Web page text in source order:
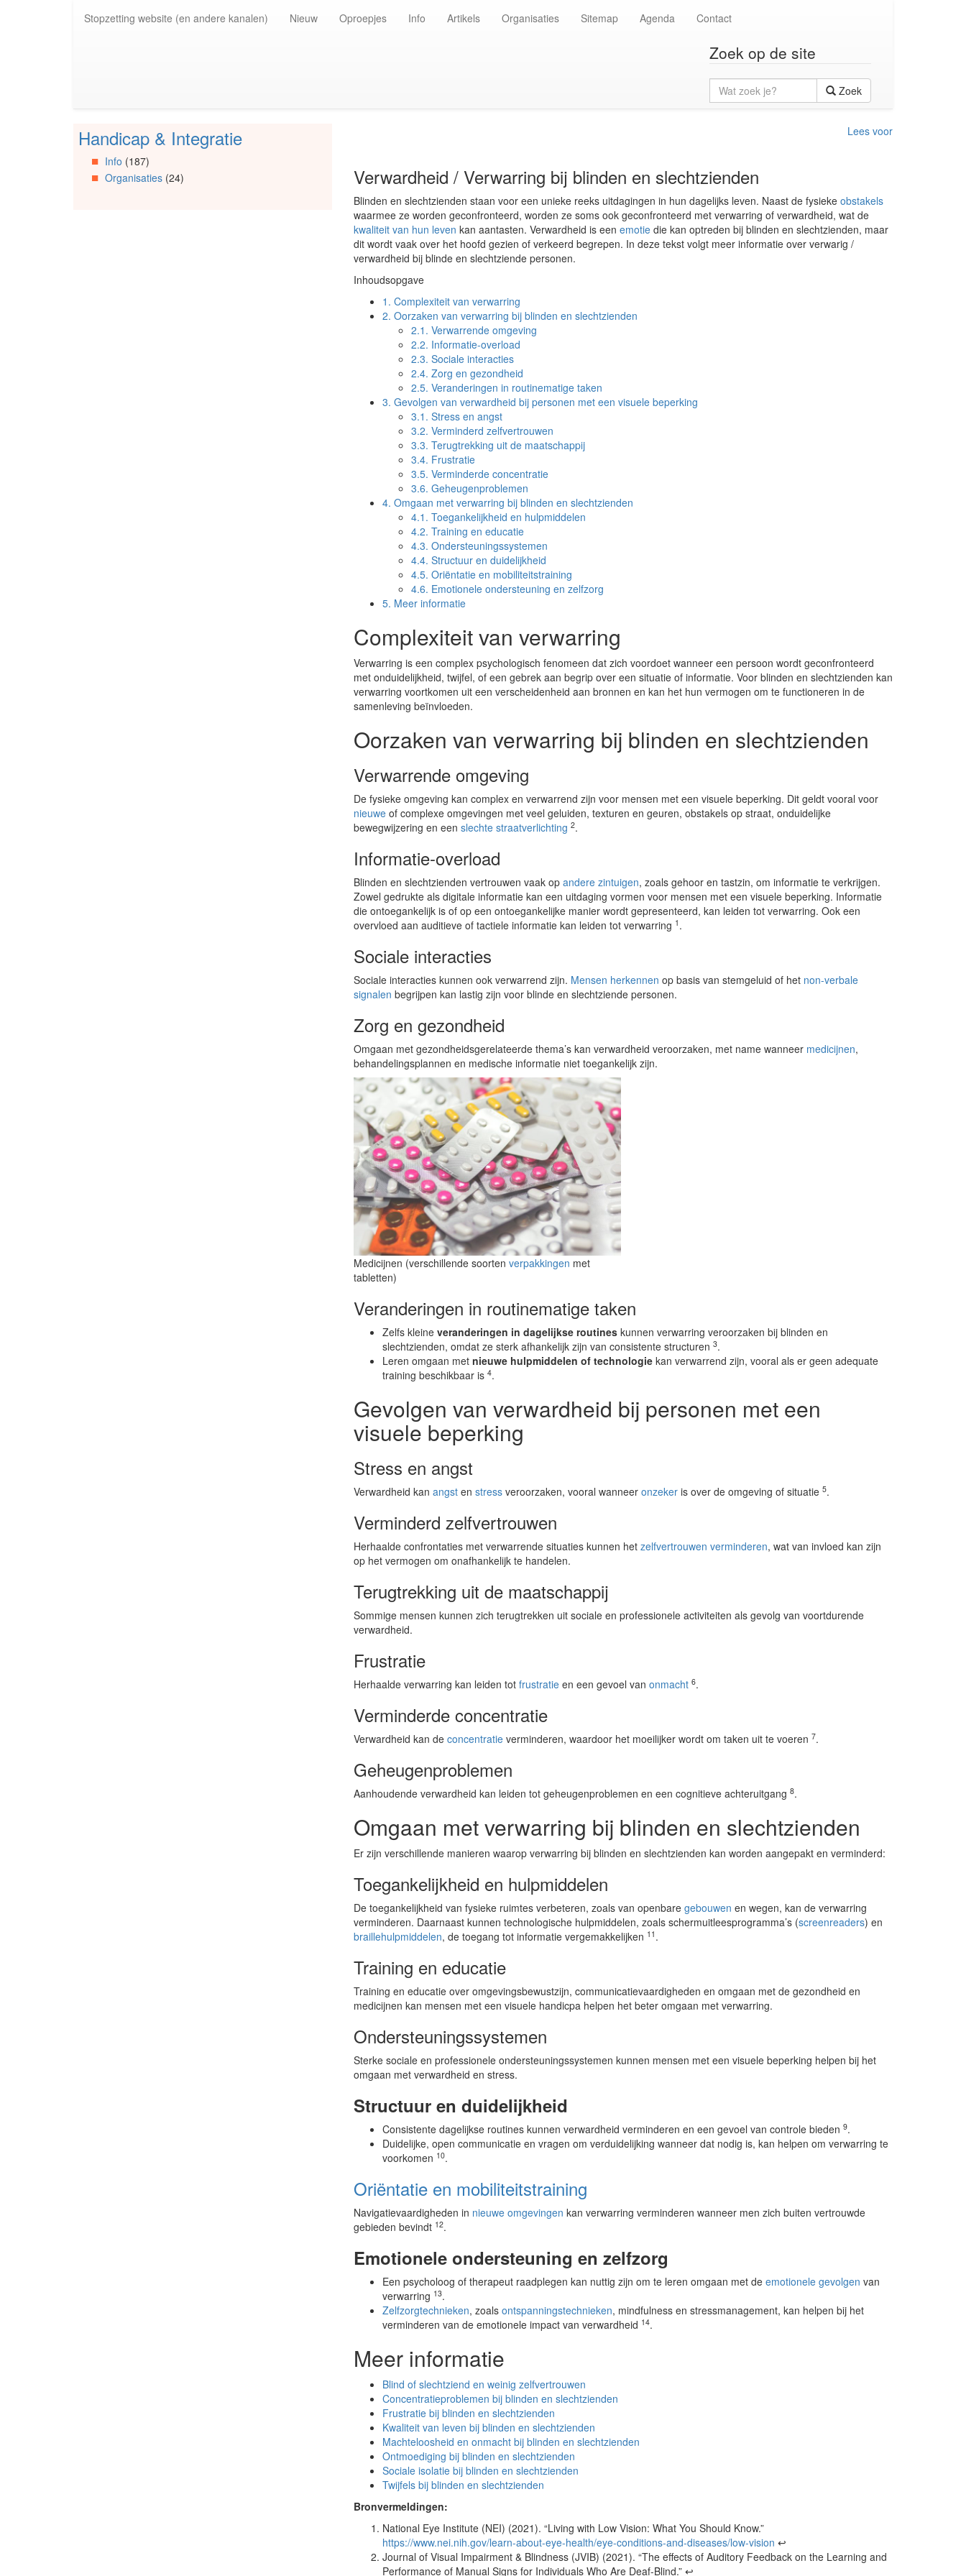
Stopzetting website (en andere kanalen) Nieuw Oproepjes Info Artikels Organisaties Sitemap Agenda Contact
Zoek op de site
Wat
zoek
je?
Zoek
Spring
Artikels
Spring
Handicap & Integratie
Info (187)
Organisaties(24)
Lees voor
Verwardheid / Verwarring bij blinden en slechtzienden
Blinden en slechtzienden staan voor een unieke reeks uitdagingen in hun dagelijks leven. Naast de fysieke obstakels
waarmee ze worden geconfronteerd, worden ze soms ook geconfronteerd met verwarring of verwardheid, wat de
kwaliteit van hun leven kan aantasten. Verwardheid is een emotie die kan optreden bij blinden en slechtzienden, maar
dit wordt vaak over het hoofd gezien of verkeerd begrepen. In deze tekst volgt meer informatie over verwarig /
verwardheid bij blinde en slechtziende personen.
Inhoudsopgave
1. Complexiteit van verwarring
2. Oorzaken van verwarring bij blinden en slechtzienden
2.1. Verwarrende omgeving
2.2. Informatie-overload
2.3. Sociale interacties
2.4. Zorg en gezondheid
2.5. Veranderingen in routinematige taken
3. Gevolgen van verwardheid bij personen met een visuele beperking
3.1. Stress en angst
3.2. Verminderd zelfvertrouwen
3.3. Terugtrekking uit de maatschappij
3.4. Frustratie
3.5. Verminderde concentratie
3.6. Geheugenproblemen
4. Omgaan met verwarring bij blinden en slechtzienden
4.1. Toegankelijkheid en hulpmiddelen
4.2. Training en educatie
4.3. Ondersteuningssystemen
4.4. Structuur en duidelijkheid
4.5. Oriëntatie en mobiliteitstraining
4.6. Emotionele ondersteuning en zelfzorg
5. Meer informatie
Complexiteit van verwarring
Verwarring is een complex psychologisch fenomeen dat zich voordoet wanneer een persoon wordt geconfronteerd
met onduidelijkheid, twijfel, of een gebrek aan begrip over een situatie of informatie. Voor blinden en slechtzienden kan
verwarring voortkomen uit een verscheidenheid aan bronnen en kan het hun vermogen om te functioneren in de
samenleving beïnvloeden.
Oorzaken van verwarring bij blinden en slechtzienden
Verwarrende omgeving
De fysieke omgeving kan complex en verwarrend zijn voor mensen met een visuele beperking. Dit geldt vooral voor
nieuwe of complexe omgevingen met veel geluiden, texturen en geuren, obstakels op straat, onduidelijke
bewegwijzering en een slechte straatverlichting 2.
Informatie-overload
Blinden en slechtzienden vertrouwen vaak op andere zintuigen, zoals gehoor en tastzin, om informatie te verkrijgen.
Zowel gedrukte als digitale informatie kan een uitdaging vormen voor mensen met een visuele beperking. Informatie
die ontoegankelijk is of op een ontoegankelijke manier wordt gepresenteerd, kan leiden tot verwarring. Ook een
overvloed aan auditieve of tactiele informatie kan leiden tot verwarring 1 .
Sociale interacties
Sociale interacties kunnen ook verwarrend zijn. Mensen herkennen op basis van stemgeluid of het non-verbale
signalen begrijpen kan lastig zijn voor blinde en slechtziende personen.
Zorg en gezondheid
Omgaan met gezondheidsgerelateerde thema’s kan verwardheid veroorzaken, met name wanneer medicijnen,
behandelingsplannen en medische informatie niet toegankelijk zijn.
Medicijnen (verschillende soorten verpakkingen met
tabletten)
Veranderingen in routinematige taken
Zelfs kleine veranderingen in dagelijkse routines kunnen verwarring veroorzaken bij blinden en
slechtzienden, omdat ze sterk afhankelijk zijn van consistente structuren 3.
Leren omgaan met nieuwe hulpmiddelen of technologie kan verwarrend zijn, vooral als er geen adequate
training beschikbaar is 4.
Gevolgen van verwardheid bij personen met een
visuele beperking
Stress en angst
Verwardheid kan angst en stress veroorzaken, vooral wanneer onzeker is over de omgeving of situatie 5.
Verminderd zelfvertrouwen
Herhaalde confrontaties met verwarrende situaties kunnen het zelfvertrouwen verminderen, wat van invloed kan zijn
op het vermogen om onafhankelijk te handelen.
Terugtrekking uit de maatschappij
Sommige mensen kunnen zich terugtrekken uit sociale en professionele activiteiten als gevolg van voortdurende
verwardheid.
Frustratie
Herhaalde verwarring kan leiden tot frustratie en een gevoel van onmacht 6.
Verminderde concentratie
Verwardheid kan de concentratie verminderen, waardoor het moeilijker wordt om taken uit te voeren 7.
Geheugenproblemen
Aanhoudende verwardheid kan leiden tot geheugenproblemen en een cognitieve achteruitgang 8.
Omgaan met verwarring bij blinden en slechtzienden
Er zijn verschillende manieren waarop verwarring bij blinden en slechtzienden kan worden aangepakt en verminderd:
Toegankelijkheid en hulpmiddelen
De toegankelijkheid van fysieke ruimtes verbeteren, zoals van openbare gebouwen en wegen, kan de verwarring
verminderen. Daarnaast kunnen technologische hulpmiddelen, zoals schermuitleesprogramma’s (screenreaders) en
braillehulpmiddelen, de toegang tot informatie vergemakkelijken 11 .
Training en educatie
Training en educatie over omgevingsbewustzijn, communicatievaardigheden en omgaan met de gezondheid en
medicijnen kan mensen met een visuele handicpa helpen het beter omgaan met verwarring.
Ondersteuningssystemen
Sterke sociale en professionele ondersteuningssystemen kunnen mensen met een visuele beperking helpen bij het
omgaan met verwardheid en stress.
Structuur en duidelijkheid
Consistente dagelijkse routines kunnen verwardheid verminderen en een gevoel van controle bieden 9.
Duidelijke, open communicatie en vragen om verduidelijking wanneer dat nodig is, kan helpen om verwarring te
voorkomen 10.
Oriëntatie en mobiliteitstraining
Navigatievaardigheden in nieuwe omgevingen kan verwarring verminderen wanneer men zich buiten vertrouwde
gebieden bevindt 12.
Emotionele ondersteuning en zelfzorg
Een psycholoog of therapeut raadplegen kan nuttig zijn om te leren omgaan met de emotionele gevolgen van
verwarring 13.
Zelfzorgtechnieken, zoals ontspanningstechnieken, mindfulness en stressmanagement, kan helpen bij het
verminderen van de emotionele impact van verwardheid 14.
Meer informatie
Blind of slechtziend en weinig zelfvertrouwen
Concentratieproblemen bij blinden en slechtzienden
Frustratie bij blinden en slechtzienden
Kwaliteit van leven bij blinden en slechtzienden
Machteloosheid en onmacht bij blinden en slechtzienden
Ontmoediging bij blinden en slechtzienden
Sociale isolatie bij blinden en slechtzienden
Twijfels bij blinden en slechtzienden
Bronvermeldingen:
National Eye Institute (NEI) (2021). “Living with Low Vision: What You Should Know.”
https://www.nei.nih.gov/learn-about-eye-health/eye-conditions-and-diseases/low-vision ↩
Journal of Visual Impairment & Blindness (JVIB) (2021). “The effects of Auditory Feedback on the Learning and
Performance of Manual Signs for Individuals Who Are Deaf-Blind.” ↩